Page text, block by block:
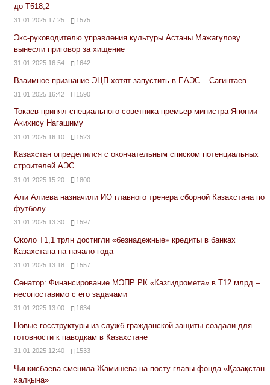
до Т518,2
31.01.2025 17:25 1575
Экс-руководителю управления культуры Астаны Мажагулову
вынесли приговор за хищение
31.01.2025 16:54 1642
Взаимное признание ЭЦП хотят запустить в ЕАЭС – Сагинтаев
31.01.2025 16:42 1590
Токаев принял специального советника премьер-министра Японии
Акихису Нагашиму
31.01.2025 16:10 1523
Казахстан определился с окончательным списком потенциальных
строителей АЭС
31.01.2025 15:20 1800
Али Алиева назначили ИО главного тренера сборной Казахстана по
футболу
31.01.2025 13:30 1597
Около Т1,1 трлн достигли «безнадежные» кредиты в банках
Казахстана на начало года
31.01.2025 13:18 1557
Сенатор: Финансирование МЭПР РК «Казгидромета» в Т12 млрд –
несопоставимо с его задачами
31.01.2025 13:00 1634
Новые госструктуры из служб гражданской защиты создали для
готовности к паводкам в Казахстане
31.01.2025 12:40 1533
Чинкисбаева сменила Жамишева на посту главы фонда «Қазақстан
халқына»